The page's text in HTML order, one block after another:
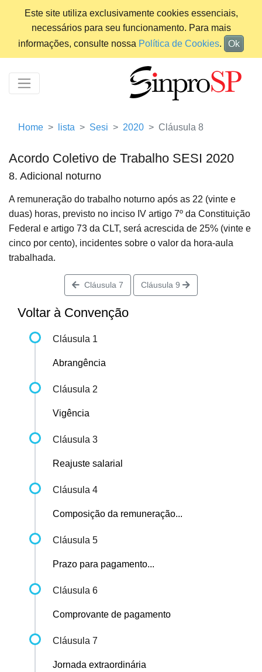
Este site utiliza exclusivamente cookies essenciais,
necessários para seu funcionamento. Para mais
informações, consulte nossa Política de Cookies. Ok
Home lista Sesi 2020 Cláusula 8
Acordo Coletivo de Trabalho SESI 2020
8. Adicional noturno
A remuneração do trabalho noturno após as 22 (vinte e
duas) horas, previsto no inciso IV artigo 7º da Constituição
Federal e artigo 73 da CLT, será acrescida de 25% (vinte e
cinco por cento), incidentes sobre o valor da hora-aula
trabalhada.
Cláusula 7 Cláusula 9
Voltar à Convenção
Cláusula 1
Abrangência
Cláusula 2
Vigência
Cláusula 3
Reajuste salarial
Cláusula 4
Composição da remuneração...
Cláusula 5
Prazo para pagamento...
Cláusula 6
Comprovante de pagamento
Cláusula 7
Jornada extraordinária